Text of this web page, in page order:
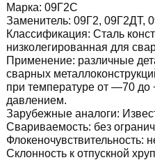
Марка: 09Г2С
Заменитель: 09Г2, 09Г2ДТ,
Классификация: Сталь
низколегированная для
Применение: различные
сварных
при температуре от —70 до
давлением.
Зарубежные аналоги:
Свариваемость: без
Флокеночувствительность:
Склонность к отпускной